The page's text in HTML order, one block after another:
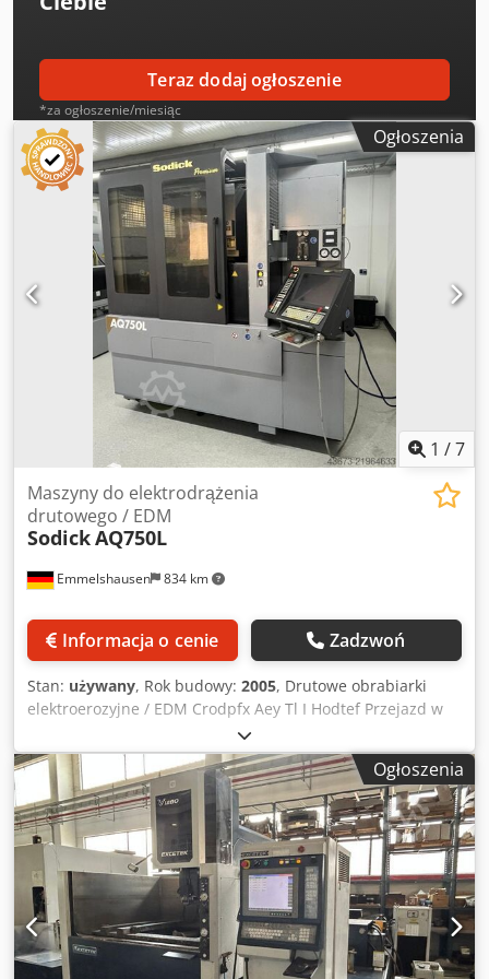
Teraz dodaj ogłoszenie
*za ogłoszenie/miesiąc
Ogłoszenia
1 /7
Emmelshausen 834 km
Maszyny do elektrodrążenia
drutowego / EDM
SodickAQ750L
Informacja o cenie Zadzwoń
Stan: używany, Rok budowy: 2005, Drutowe obrabiarki
elektroerozyjne / EDM Crodpfx Aey Tl I Hodtef Przejazd w
osi X: 750 mm Przejazd w osi Y: 500 mm Przejazd w osi Z:
400 mm Maks. rozmiar obrabianego elementu X: 1050 mm
Maks. rozmiar obrabianego elementu Y: 750 mm Maks.
rozmiar obrabianego elementu Z: 400 mm Maks. masa
obrabianego elementu: 1500 kg z automatycznym
nawlekaniem drutu Oś U / V: 770 x 520 mm Wymiary
maszyny: 2050 x 2850 x 2295 mm Waga maszyny: 6000 kg
System dielektryczny: erozja w kąpieli Sterowanie CNC:
LQ33W • Napędy liniowe (X/Y/U/V) • System pomiarowy z
liniałem szklanym • Napęd bezluzowy • Automatyczne
wysokoprędkościowe nawlekanie drutu (AWT) • Elementy
Ogłoszenia